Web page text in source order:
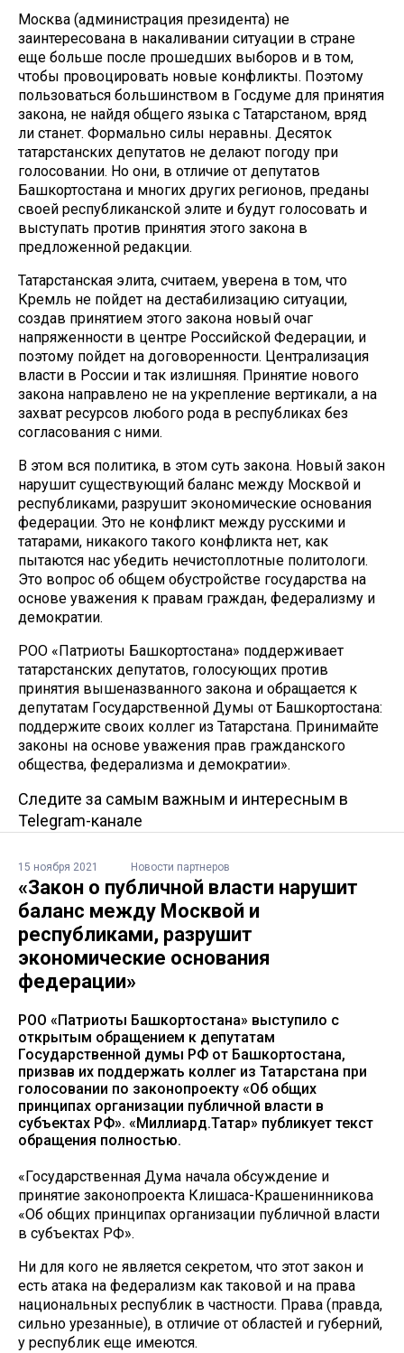
Москва (администрация президента) не
заинтересована в накаливании ситуации в стране
еще больше после прошедших выборов и в том,
чтобы провоцировать новые конфликты. Поэтому
пользоваться большинством в Госдуме для принятия
закона, не найдя общего языка с Татарстаном, вряд
ли станет. Формально силы неравны. Десяток
татарстанских депутатов не делают погоду при
голосовании. Но они, в отличие от депутатов
Башкортостана и многих других регионов, преданы
своей республиканской элите и будут голосовать и
выступать против принятия этого закона в
предложенной редакции.
Татарстанская элита, считаем, уверена в том, что
Кремль не пойдет на дестабилизацию ситуации,
создав принятием этого закона новый очаг
напряженности в центре Российской Федерации, и
поэтому пойдет на договоренности. Централизация
власти в России и так излишняя. Принятие нового
закона направлено не на укрепление вертикали, а на
захват ресурсов любого рода в республиках без
согласования с ними.
В этом вся политика, в этом суть закона. Новый закон
нарушит существующий баланс между Москвой и
республиками, разрушит экономические основания
федерации. Это не конфликт между русскими и
татарами, никакого такого конфликта нет, как
пытаются нас убедить нечистоплотные политологи.
Это вопрос об общем обустройстве государства на
основе уважения к правам граждан, федерализму и
демократии.
РОО «Патриоты Башкортостана» поддерживает
татарстанских депутатов, голосующих против
принятия вышеназванного закона и обращается к
депутатам Государственной Думы от Башкортостана:
поддержите своих коллег из Татарстана. Принимайте
законы на основе уважения прав гражданского
общества, федерализма и демократии».
Следите за самым важным и интересным в
Telegram-канале
15 ноября 2021 Новости партнеров
«Закон о публичной власти нарушит
баланс между Москвой и
республиками, разрушит
экономические основания
федерации»
РОО «Патриоты Башкортостана» выступило с
открытым обращением к депутатам
Государственной думы РФ от Башкортостана,
призвав их поддержать коллег из Татарстана при
голосовании по законопроекту «Об общих
принципах организации публичной власти в
субъектах РФ». «Миллиард.Татар» публикует текст
обращения полностью.
«Государственная Дума начала обсуждение и
принятие законопроекта Клишаса-Крашенинникова
«Об общих принципах организации публичной власти
в субъектах РФ».
Ни для кого не является секретом, что этот закон и
есть атака на федерализм как таковой и на права
национальных республик в частности. Права (правда,
сильно урезанные), в отличие от областей и губерний,
у республик еще имеются.